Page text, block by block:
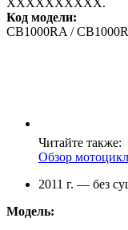
Код модели:
CB1000RA /
Читайте также:
Обзор
2011 г. — без
Модель: